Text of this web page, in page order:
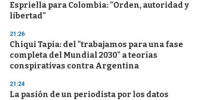
Espriella para Colombia: "Orden, autoridad y
libertad"
21:26
Chiqui Tapia: del "trabajamos para una fase
completa del Mundial 2030" a teorías
conspirativas contra Argentina
21:24
La pasión de un periodista por los datos